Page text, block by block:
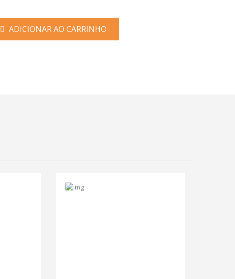
ADICIONAR AO CARRINHO